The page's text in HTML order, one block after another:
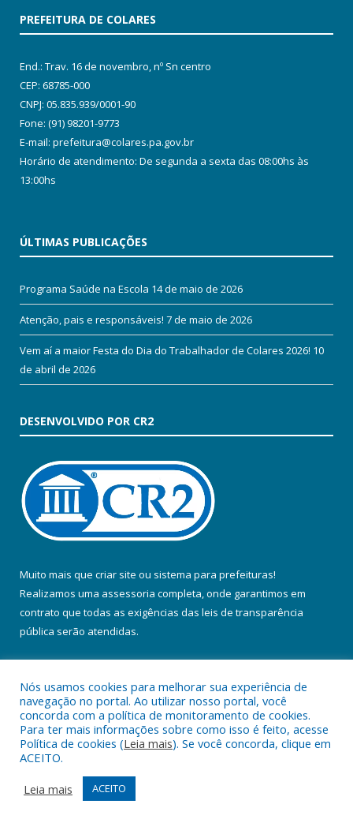
PREFEITURA DE COLARES
End.: Trav. 16 de novembro, nº Sn centro
CEP: 68785-000
CNPJ: 05.835.939/0001-90
Fone: (91) 98201-9773
E-mail: prefeitura@colares.pa.gov.br
Horário de atendimento: De segunda a sexta das 08:00hs às
13:00hs
ÚLTIMAS PUBLICAÇÕES
Programa Saúde na Escola 14 de maio de 2026
Atenção, pais e responsáveis! 7 de maio de 2026
Vem aí a maior Festa do Dia do Trabalhador de Colares 2026! 10
de abril de 2026
DESENVOLVIDO POR CR2
Muito mais que criar site ou sistema para prefeituras!
Realizamos uma assessoria completa, onde garantimos em
contrato que todas as exigências das leis de transparência
pública serão atendidas.
Todos os direitos reservados a Prefeitura Municipal de Colares.
Mapa do Site
Acessar Área Administrativa
Acessar Webmail
Nós usamos cookies para melhorar sua experiência de
navegação no portal. Ao utilizar nosso portal, você
concorda com a política de monitoramento de cookies.
Para ter mais informações sobre como isso é feito, acesse
Política de cookies (Leia mais). Se você concorda, clique em
ACEITO.
Leia mais
ACEITO